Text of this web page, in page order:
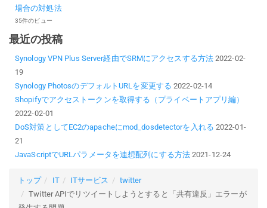
場合の対処法
35件のビュー
最近の投稿
Synology VPN Plus Server経由でSRMにアクセスする方法 2022-02-
19
Synology PhotosのデフォルトURLを変更する 2022-02-14
Shopifyでアクセストークンを取得する（プライベートアプリ編）
2022-02-01
DoS対策としてEC2のapacheにmod_dosdetectorを入れる 2022-01-
21
JavaScriptでURLパラメータを連想配列にする方法 2021-12-24
トップ IT ITサービス
twitter
Twitter APIでリツイートしようとすると「共有違反」エラーが